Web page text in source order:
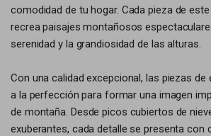
comodidad de tu hogar. Cada pieza de
recrea paisajes montañosos
serenidad y la grandiosidad de las alturas.
Con una calidad excepcional, las piezas de
a la perfección para formar una imagen
de montaña. Desde picos cubiertos de
exuberantes, cada detalle se presenta con